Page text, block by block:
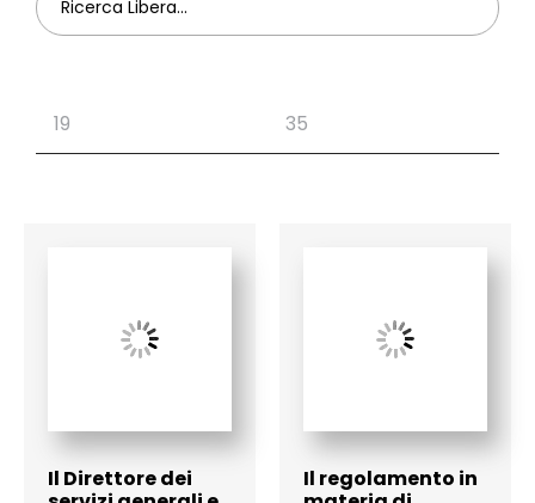
Il Direttore dei
Il regolamento in